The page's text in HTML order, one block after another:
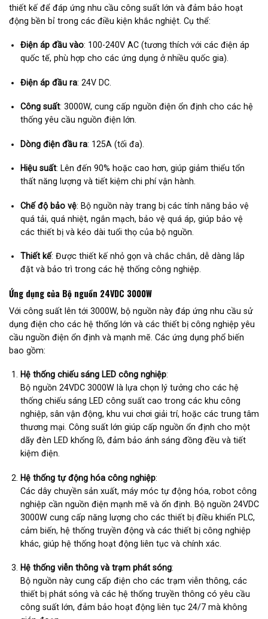
thiết kế để đáp ứng nhu cầu công suất lớn và đảm bảo hoạt
động bền bỉ trong các điều kiện khắc nghiệt. Cụ thể:
Điện áp đầu vào: 100-240V AC (tương thích với các điện áp
quốc tế, phù hợp cho các ứng dụng ở nhiều quốc gia).
Điện áp đầu ra: 24V DC.
Công suất: 3000W, cung cấp nguồn điện ổn định cho các hệ
thống yêu cầu nguồn điện lớn.
Dòng điện đầu ra: 125A (tối đa).
Hiệu suất: Lên đến 90% hoặc cao hơn, giúp giảm thiểu tổn
thất năng lượng và tiết kiệm chi phí vận hành.
Chế độ bảo vệ: Bộ nguồn này trang bị các tính năng bảo vệ
quá tải, quá nhiệt, ngắn mạch, bảo vệ quá áp, giúp bảo vệ
các thiết bị và kéo dài tuổi thọ của bộ nguồn.
Thiết kế: Được thiết kế nhỏ gọn và chắc chắn, dễ dàng lắp
đặt và bảo trì trong các hệ thống công nghiệp.
Ứng dụng của Bộ nguồn 24VDC 3000W
Với công suất lên tới 3000W, bộ nguồn này đáp ứng nhu cầu sử
dụng điện cho các hệ thống lớn và các thiết bị công nghiệp yêu
cầu nguồn điện ổn định và mạnh mẽ. Các ứng dụng phổ biến
bao gồm:
Hệ thống chiếu sáng LED công nghiệp:
Bộ nguồn 24VDC 3000W là lựa chọn lý tưởng cho các hệ
thống chiếu sáng LED công suất cao trong các khu công
nghiệp, sân vận động, khu vui chơi giải trí, hoặc các trung tâm
thương mại. Công suất lớn giúp cấp nguồn ổn định cho một
dãy đèn LED khổng lồ, đảm bảo ánh sáng đồng đều và tiết
kiệm điện.
Hệ thống tự động hóa công nghiệp:
Các dây chuyền sản xuất, máy móc tự động hóa, robot công
nghiệp cần nguồn điện mạnh mẽ và ổn định. Bộ nguồn 24VDC
3000W cung cấp năng lượng cho các thiết bị điều khiển PLC,
cảm biến, hệ thống truyền động và các thiết bị công nghiệp
khác, giúp hệ thống hoạt động liên tục và chính xác.
Hệ thống viễn thông và trạm phát sóng:
Bộ nguồn này cung cấp điện cho các trạm viễn thông, các
thiết bị phát sóng và các hệ thống truyền thông có yêu cầu
công suất lớn, đảm bảo hoạt động liên tục 24/7 mà không